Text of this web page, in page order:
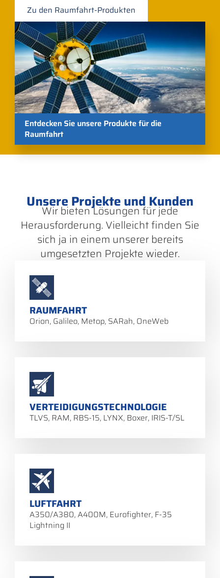
Zu den Raumfahrt-Produkten
Entdecken Sie unsere Produkte für die
Raumfahrt
Unsere Projekte und Kunden
Wir bieten Lösungen für jede
Herausforderung. Vielleicht finden Sie
sich ja in einem unserer bereits
umgesetzten Projekte wieder.
RAUMFAHRT
Orion, Galileo, Metop, SARah, OneWeb
VERTEIDIGUNGSTECHNOLOGIE
TLVS, RAM, RBS-15, LYNX, Boxer, IRIS-T/SL
LUFTFAHRT
A350/A380, A400M, Eurofighter, F-35
Lightning II